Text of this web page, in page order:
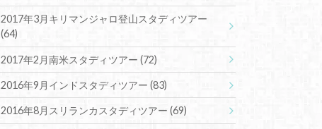
2017年3月キリマンジャロ登山スタディツアー
(64)
2017年2月南米スタディツアー(72)
2016年9月インドスタディツアー(83)
2016年8月スリランカスタディツアー(69)